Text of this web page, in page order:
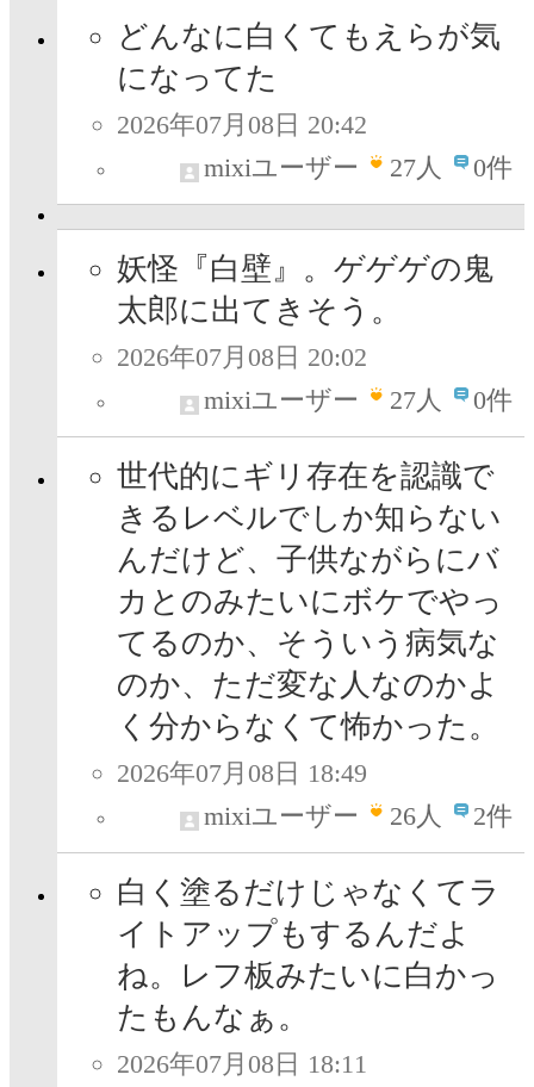
どんなに白くてもえらが気
になってた
2026年07月08日 20:42
mixiユーザー
27人 0件
妖怪『白壁』。ゲゲゲの鬼
太郎に出てきそう。
2026年07月08日 20:02
mixiユーザー
27人 0件
世代的にギリ存在を認識で
きるレベルでしか知らない
んだけど、子供ながらにバ
カとのみたいにボケでやっ
てるのか、そういう病気な
のか、ただ変な人なのかよ
く分からなくて怖かった。
2026年07月08日 18:49
mixiユーザー
26人 2件
白く塗るだけじゃなくてラ
イトアップもするんだよ
ね。レフ板みたいに白かっ
たもんなぁ。
2026年07月08日 18:11